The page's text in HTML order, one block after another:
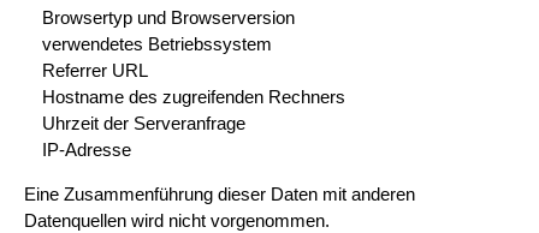
Browsertyp und Browserversion
verwendetes Betriebssystem
Referrer URL
Hostname des zugreifenden Rechners
Uhrzeit der Serveranfrage
IP-Adresse
Eine Zusammenführung dieser Daten mit anderen
Datenquellen wird nicht vorgenommen.